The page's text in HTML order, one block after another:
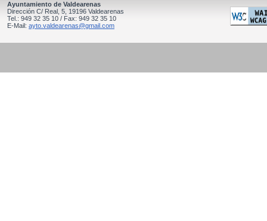
Ayuntamiento de Valdearenas
Dirección C/ Real, 5, 19196 Valdearenas
Tel.: 949 32 35 10 / Fax: 949 32 35 10
E-Mail: ayto.valdearenas@gmail.com